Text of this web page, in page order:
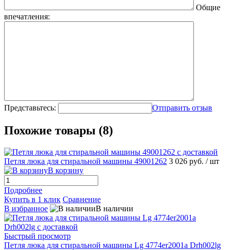
Общие
впечатления:
Представьтесь: Отправить отзыв
Похожие товары (8)
Петля люка для стиральной машины 49001262 3 026 руб. / шт
В корзину
Подробнее
Купить в 1 клик Сравнение
В избранное
В наличии
Быстрый просмотр
Петля люка для стиральной машины Lg 4774er2001a Drh002lg